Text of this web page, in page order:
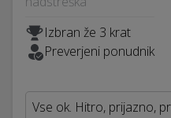
Izbran že 3 krat
Preverjeni ponudnik
Vse ok. Hitro, prijazno,